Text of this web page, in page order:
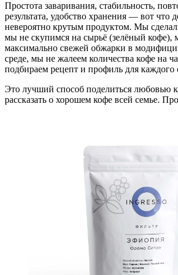
Простота заваривания, стабильность,
результата, удобство хранения — вот что
невероятно крутым продуктом. Мы
мы не скупимся на сырьё (зелёный кофе),
максимально свежей обжарки в
среде, мы не жалеем количества кофе на
подбираем рецепт и профиль для каждого
Это лучший способ поделиться любовью
рассказать о хорошем кофе всей семье.